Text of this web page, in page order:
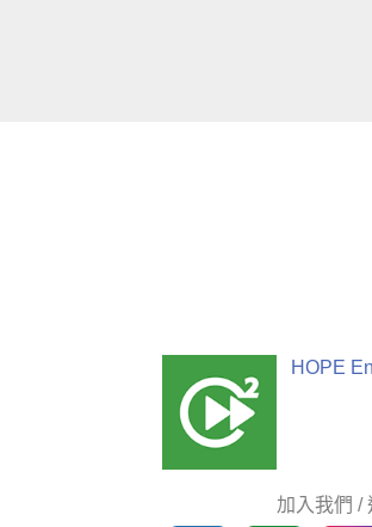
HOPE
加入我們 /